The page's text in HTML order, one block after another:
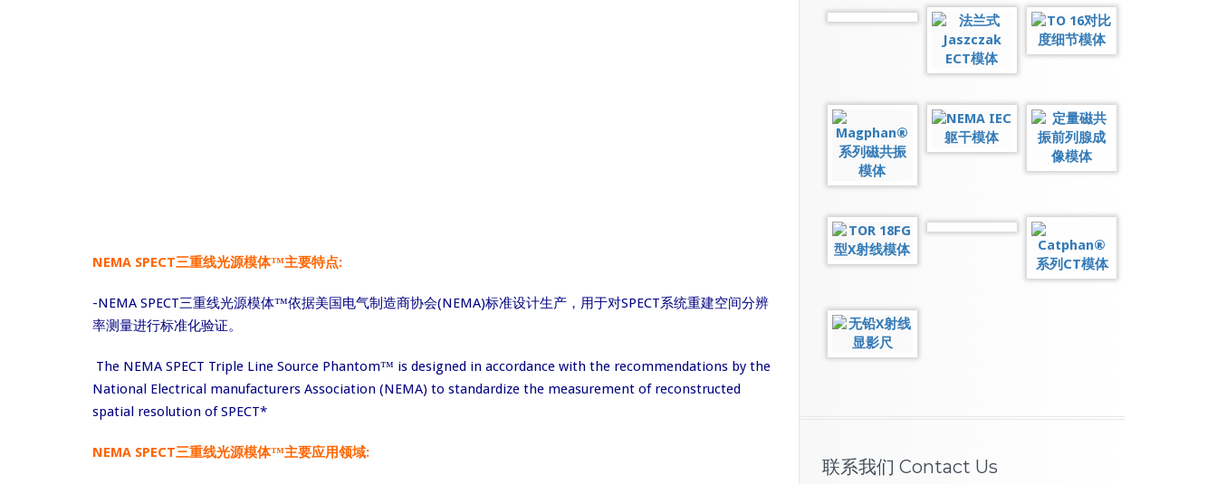
NEMA SPECT三重线光源模体™主要特点:
-NEMA SPECT三重线光源模体™依据美国电气制造商协会(NEMA)标准设计生产，用于对SPECT系统重建空间分辨
率测量进行标准化验证。
The NEMA SPECT Triple Line Source Phantom™ is designed in accordance with the recommendations by the
National Electrical manufacturers Association (NEMA) to standardize the measurement of reconstructed
spatial resolution of SPECT*
NEMA SPECT三重线光源模体™主要应用领域:
联系我们 Contact Us